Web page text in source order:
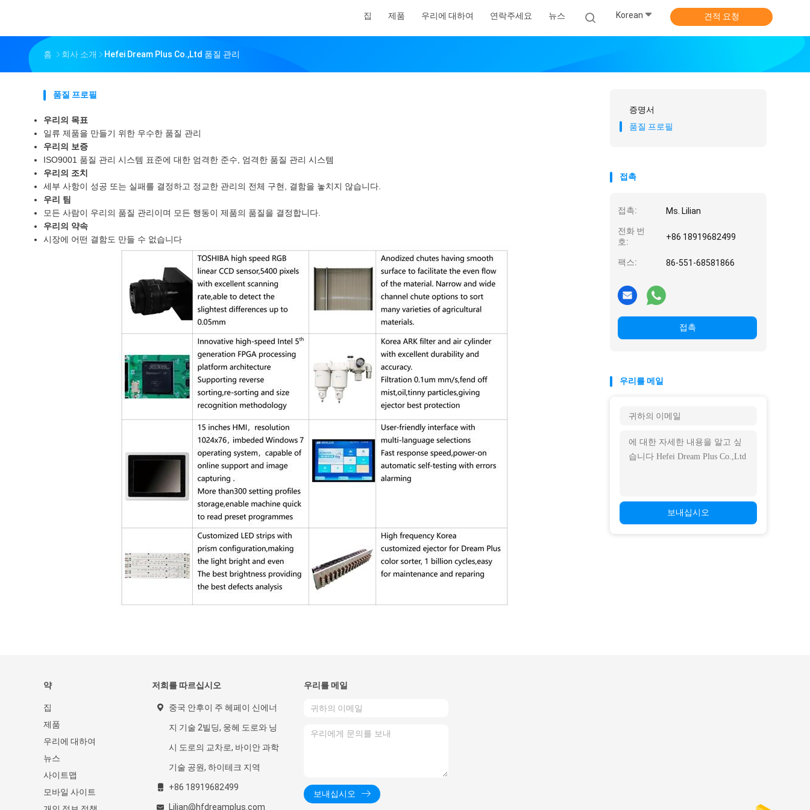
집 제품 우리에 대하여 연락주세요 뉴스 Korean 견적 요청
홈 회사 소개 Hefei Dream Plus Co.,Ltd 품질 관리
품질 프로필
우리의 목표
일류 제품을 만들기 위한 우수한 품질 관리
우리의 보증
ISO9001 품질 관리 시스템 표준에 대한 엄격한 준수, 엄격한 품질 관리 시스템
우리의 조치
세부 사항이 성공 또는 실패를 결정하고 정교한 관리의 전체 구현, 결함을 놓치지 않습니다.
우리 팀
모든 사람이 우리의 품질 관리이며 모든 행동이 제품의 품질을 결정합니다.
우리의 약속
시장에 어떤 결함도 만들 수 없습니다
증명서
품질 프로필
접촉
접촉: Ms. Lilian
전화 번
호:
+86 18919682499
팩스: 86-551-68581866
접촉
우리를 메일
보내십시오
약
집
제품
우리에 대하여
뉴스
사이트맵
모바일 사이트
저희를 따르십시오
중국 안후이 주 헤페이 신에너
지 기술 2빌딩, 웅헤 도로와 닝
시 도로의 교차로, 바이안 과학
기술 공원, 하이테크 지역
+86 18919682499
Lilian@hfdreamplus.com
우리를 메일
보내십시오